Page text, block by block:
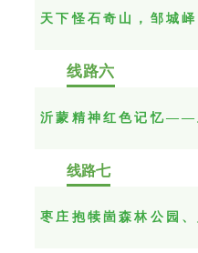
天下怪石奇山，邹城
线路六
沂蒙精神红色记忆——
线路七
枣庄抱犊崮森林公园、